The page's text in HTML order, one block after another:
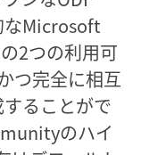
なMicrosoft
2つの利用可
つ完全に相互
ることがで
のハイ